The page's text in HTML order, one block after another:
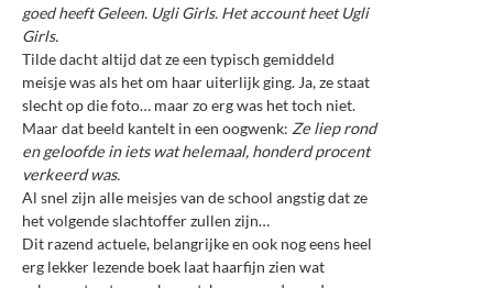
goed heeft Geleen. Ugli Girls. Het account heet Ugli
Girls.
Tilde dacht altijd dat ze een typisch gemiddeld
meisje was als het om haar uiterlijk ging. Ja, ze staat
slecht op die foto… maar zo erg was het toch niet.
Maar dat beeld kantelt in een oogwenk: Ze liep rond
en geloofde in iets wat helemaal, honderd procent
verkeerd was.
Al snel zijn alle meisjes van deschool angstig dat ze
het volgende slachtoffer zullen zijn…
Dit razend actuele, belangrijke en ook nog eens heel
erg lekker lezende boek laat haarfijn zien wat